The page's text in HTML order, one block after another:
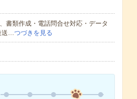
書類作成・電話問合せ対応・データ
送…つづきを見る